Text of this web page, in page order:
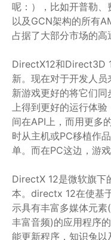
呢：），比如开普勒
以及GCN架构的所有
占据了大部分市场的高
DirectX12和Direct3D
新。现在对于开发人
新游戏更好的将它们
上得到更好的运行体
间在API上，而用更多
时从主机或PC移植作
单。而在PC这边，游
DirectX 12是微软旗下
本。directx 12在使基
示具有丰富多媒体元
丰富音频)的应用程序
能更新程序，知识兔